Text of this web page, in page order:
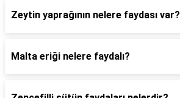
Zeytin yaprağının nelere faydası var?
Malta eriği nelere faydalı?